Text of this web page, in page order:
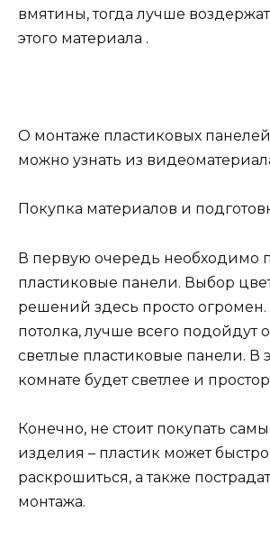
вмятины, тогда лучше
этого материала .
О монтаже пластиковых
можно узнать из
Покупка материалов и
В первую очередь необходимо
пластиковые панели. Выбор
решений здесь просто огромен.
потолка, лучше всего подойдут
светлые пластиковые панели. В
комнате будет светлее и
Конечно, не стоит покупать
изделия – пластик может быстро
раскрошиться, а также
монтажа.